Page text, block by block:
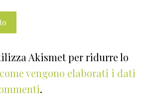
Akismet per ridurre lo
vengono elaborati i dati
.